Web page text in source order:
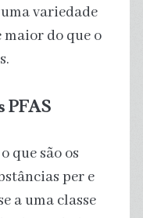
variedade
maior do que o
PFAS
que são os
per e
a uma classe